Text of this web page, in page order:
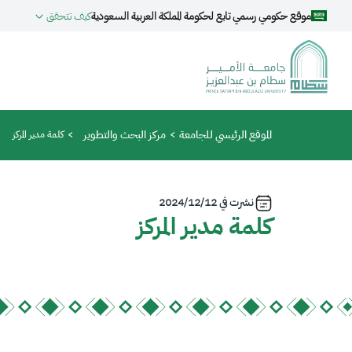
تجاوز إلى المحتوى الرئيسي
موقع حكومي رسمي تابع لحكومة المملكة العربية السعوديةكيف تتحقق
مسار التنقل
الموقع الرئيسي للجامعة مركز البحث والتطوير كلمة مدير المركز
نشرت في2024/12/12
كلمة مدير المركز